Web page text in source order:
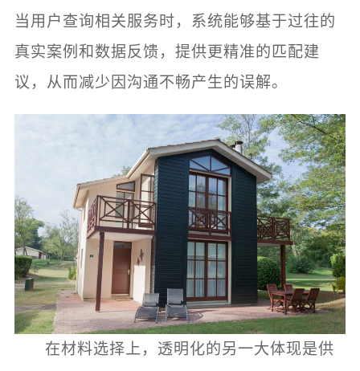
当用户查询相关服务时，系统能够基于过往的
真实案例和数据反馈，提供更精准的匹配建
议，从而减少因沟通不畅产生的误解。
在材料选择上，透明化的另一大体现是供